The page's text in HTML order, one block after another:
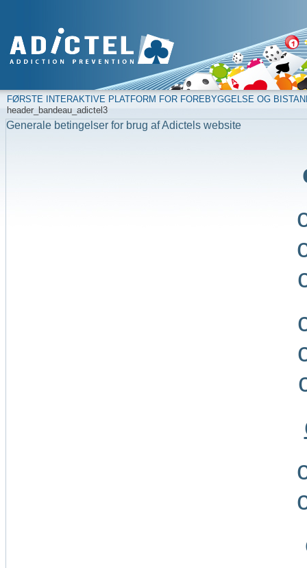
FØRSTE INTERAKTIVE PLATFORM FOR FOREBYGGELSE OG
header_bandeau_adictel3
Generale betingelser for brug af Adictels website